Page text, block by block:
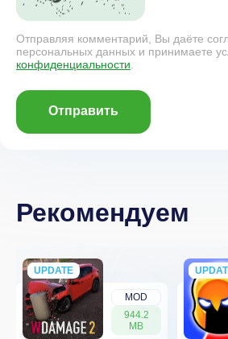
Отправляя комментарий, Вы даёте
персональных данных и принимаете
конфиденциальности.
Отправить
Рекомендуем
MOD
944.2
MB
UPDATE
NEW NEW